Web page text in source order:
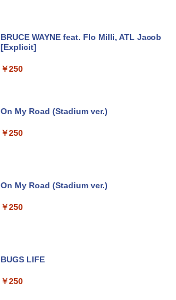
Anker Soundcore P31i ブラック
Anker Soundcore Liberty 5 ミッドナイトブ
【2026年アップグレード版】AOKIMI ワイヤ
軽量 ブルートゥースHi-Fi 最大36時間再生 ぶ
BRUCE WAYNE feat. Flo Milli, ATL Jacob
[Explicit]
￥250
On My Road (Stadium ver.)
￥250
On My Road (Stadium ver.)
￥250
BUGS LIFE
￥250